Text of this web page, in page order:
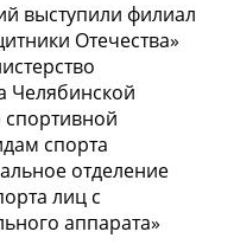
выступили филиал
Отечества»
Челябинской
спортивной
спорта
отделение
лиц с
аппарата»